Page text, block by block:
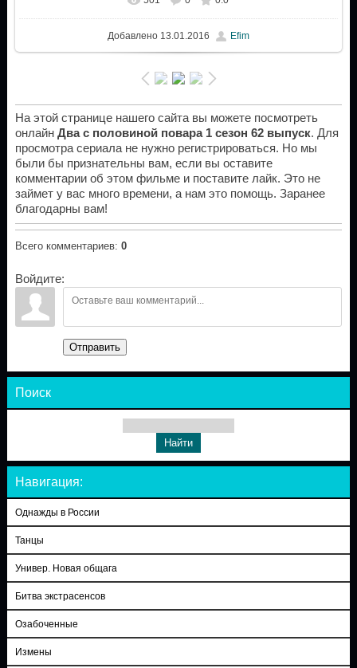
Добавлено13.01.2016 Efim
На этой странице нашего сайта вы можете посмотреть
онлайн Два с половиной повара 1 сезон 62 выпуск. Для
просмотра сериала не нужно регистрироваться. Но мы
были бы признательны вам, если вы оставите
комментарии об этом фильме и поставите лайк. Это не
займет у вас много времени, а нам это помощь. Заранее
благодарны вам!
Всего комментариев: 0
Войдите:
Отправить
Поиск
Навигация:
Однажды в России
Танцы
Универ. Новая общага
Битва экстрасенсов
Озабоченные
Измены